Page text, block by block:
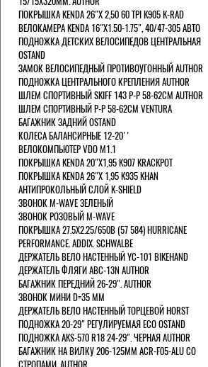
ПОКРЫШКА KENDA 26"Х 2,50 60 TPI K905 K-RAD
ВЕЛОКАМЕРА KENDA 16"Х1.50-1.75", 40/47-305 АВТО
ПОДНОЖКА ДЕТСКИХ ВЕЛОСИПЕДОВ ЦЕНТРАЛЬНАЯ
OSTAND
ЗАМОК ВЕЛОСИПЕДНЫЙ ПРОТИВОУГОННЫЙ AUTHOR
ПОДНОЖКА ЦЕНТРАЛЬНОГО КРЕПЛЕНИЯ AUTHOR
ШЛЕМ СПОРТИВНЫЙ SKIFF 143 Р-Р 58-62СМ AUTHOR
ШЛЕМ СПОРТИВНЫЙ Р-Р 58-62СМ VENTURA
БАГАЖНИК ЗАДНИЙ OSTAND
КОЛЕСА БАЛАНСИРНЫЕ 12-20''
ВЕЛОКОМПЬЮТЕР VDO M1.1
ПОКРЫШКА KENDA 20"Х1,95 K907 KRACKPOT
ПОКРЫШКА KENDA 26"Х 1,95 K935 KHAN
АНТИПРОКОЛЬНЫЙ СЛОЙ K-SHIELD
ЗВОНОК M-WAVE ЗЕЛЕНЫЙ
ЗВОНОК РОЗОВЫЙ M-WAVE
ПОКРЫШКА 27.5X2.25/650B (57 584) HURRICANE
PERFORMANCE. ADDIX. SCHWALBE
ДЕРЖАТЕЛЬ ВЕЛО НАСТЕННЫЙ YC-101 BIKEHAND
ДЕРЖАТЕЛЬ ФЛЯГИ ABC-13N AUTHOR
БАГАЖНИК ПЕРЕДНИЙ 26-29". AUTHOR
ЗВОНОК МИНИ D=35 ММ
ДЕРЖАТЕЛЬ ВЕЛО НАСТЕННЫЙ ТОРЦЕВОЙ HORST
ПОДНОЖКА 20-29" РЕГУЛИРУЕМАЯ ECO OSTAND
ПОДНОЖКА AKS-570 R18 24-29". ЧЕРНАЯ AUTHOR
БАГАЖНИК НА ВИЛКУ 206-125ММ ACR-F05-ALU СО
СТРОПАМИ. AUTHOR